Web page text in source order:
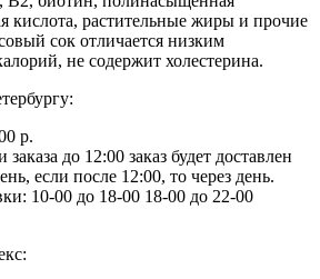
кислота, растительные жиры и прочие
сок отличается низким
не содержит холестерина.
р.
до 12:00 заказ будет доставлен
если после 12:00, то через день.
10-00 до 18-00 18-00 до 22-00